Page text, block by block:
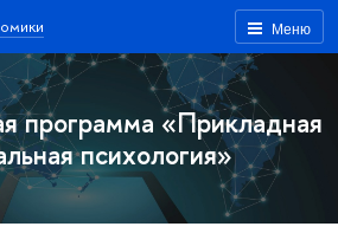
Меню
программа «Прикладная
психология»